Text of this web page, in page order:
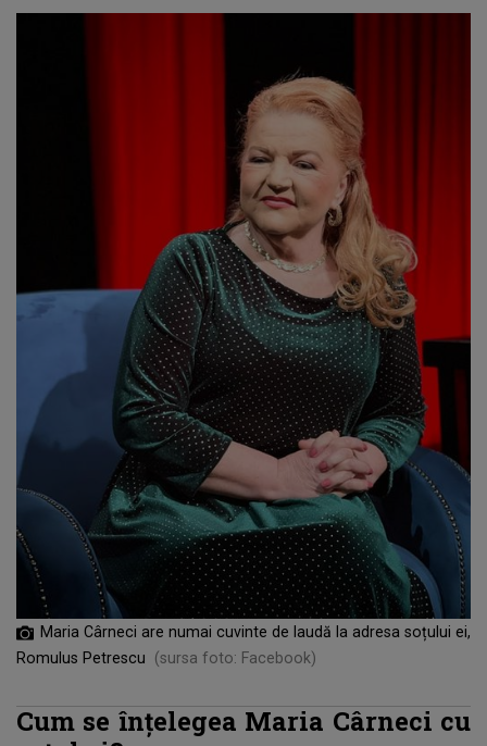
Maria Cârneci are numai cuvinte de laudă la adresa soțului ei,
Romulus Petrescu
(sursa foto: Facebook)
Cum se înțelegea Maria Cârneci cu